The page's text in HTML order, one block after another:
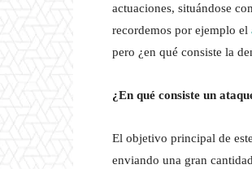
actuaciones, situándose
recordemos por ejemplo el
pero ¿en qué consiste la
¿En qué consiste un
El objetivo principal de
enviando una gran